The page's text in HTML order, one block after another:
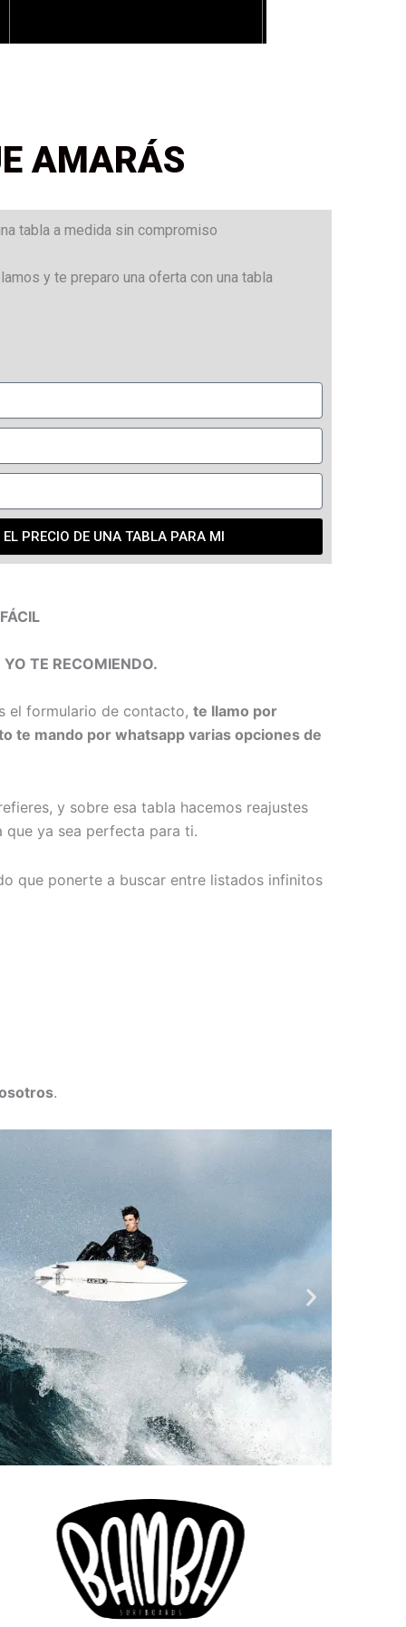
AMARÁS
tabla a medida sin compromiso
y te preparo una oferta con una tabla
EL PRECIO DE UNA TABLA PARA MI
TE RECOMIENDO.
el formulario de contacto, te llamo por
te mando por whatsapp varias opciones de
y sobre esa tabla hacemos reajustes
que ya sea perfecta para ti.
que ponerte a buscar entre listados infinitos
.